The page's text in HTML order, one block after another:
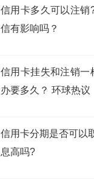
信用卡多久可以注销
信有影响吗？
信用卡挂失和注销一
办要多久？ 环球热议
信用卡分期是否可以
息高吗?